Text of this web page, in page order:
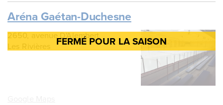
Aréna Gaétan-Duchesne
2650, avenue D'Alembert
Les Rivières